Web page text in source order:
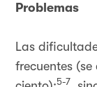
Problemas
Las
frecuentes
5-7